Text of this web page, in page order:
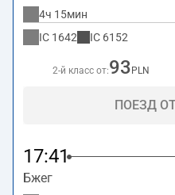
4ч 15мин
IC 1642 IC 6152
2-й класс от:93 PLN
ПОЕЗД
17:41
Бжег